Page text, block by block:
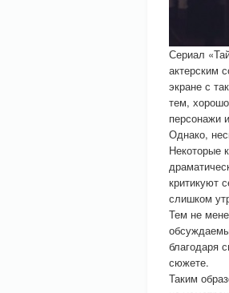
Сериал
актерским
экране с
тем,
персонажи
Однако,
Некоторые
критикуют
слишком
Тем не
благодаря
сюжете.
Таким